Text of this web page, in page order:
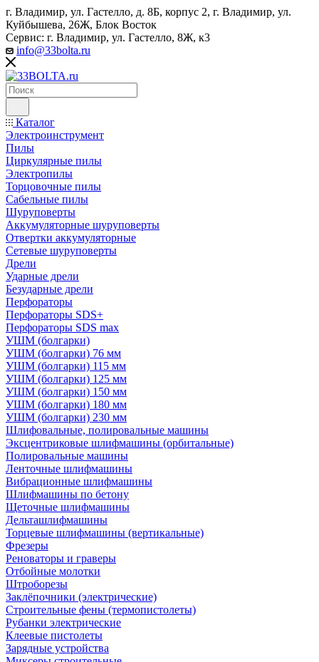
г. Владимир, ул. Гастелло, д. 8Б, корпус 2, г. Владимир, ул. ​
Куйбышева, 26Ж, Блок Восток
Сервис: г. Владимир, ул. Гастелло, 8Ж, к3
info@33bolta.ru
Каталог
Электроинструмент
Пилы
Циркулярные пилы
Электропилы
Торцовочные пилы
Сабельные пилы
Шуруповерты
Аккумуляторные шуруповерты
Отвертки аккумуляторные
Сетевые шуруповерты
Дрели
Ударные дрели
Безударные дрели
Перфораторы
Перфораторы SDS+
Перфораторы SDS max
УШМ (болгарки)
УШМ (болгарки) 76 мм
УШМ (болгарки) 115 мм
УШМ (болгарки) 125 мм
УШМ (болгарки) 150 мм
УШМ (болгарки) 180 мм
УШМ (болгарки) 230 мм
Шлифовальные, полировальные машины
Эксцентриковые шлифмашины (орбитальные)
Полировальные машины
Ленточные шлифмашины
Вибрационные шлифмашины
Шлифмашины по бетону
Щеточные шлифмашины
Дельташлифмашины
Торцевые шлифмашины (вертикальные)
Фрезеры
Реноваторы и граверы
Отбойные молотки
Штроборезы
Заклёпочники (электрические)
Строительные фены (термопистолеты)
Рубанки электрические
Клеевые пистолеты
Зарядные устройства